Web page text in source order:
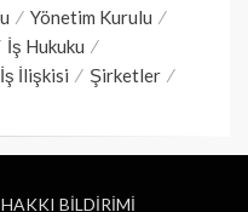
Yönetim Kurulu
İş Hukuku
İş İlişkisi
Şirketler
BİLDİRİMİ